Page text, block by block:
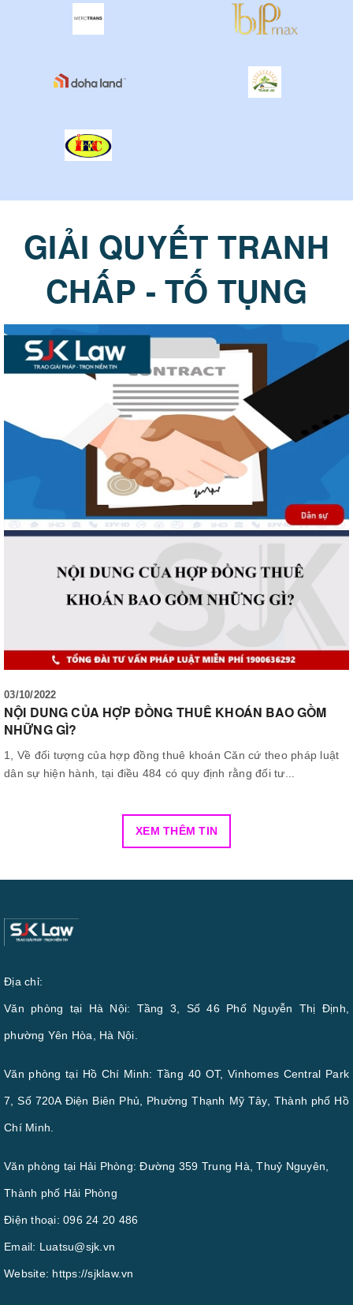
GIẢI QUYẾT TRANH
CHẤP - TỐ TỤNG
03/10/2022
NỘI DUNG CỦA HỢP ĐỒNG THUÊ KHOÁN BAO GỒM
NHỮNG GÌ?
1, Về đối tượng của hợp đồng thuê khoán Căn cứ theo pháp luật
dân sự hiện hành, tại điều 484 có quy định rằng đối tư...
XEM THÊM TIN
Địa chỉ:
Văn phòng tại Hà Nội: Tầng 3, Số 46 Phố Nguyễn Thị Định,
phường Yên Hòa, Hà Nội.
Văn phòng tại Hồ Chí Minh: Tầng 40 OT, Vinhomes Central Park
7, Số 720A Điện Biên Phủ, Phường Thạnh Mỹ Tây, Thành phố Hồ
Chí Minh.
Văn phòng tại Hải Phòng: Đường 359 Trung Hà, Thuỷ Nguyên,
Thành phố Hải Phòng
Điện thoại: 096 24 20 486
Email: Luatsu@sjk.vn
Website: https://sjklaw.vn